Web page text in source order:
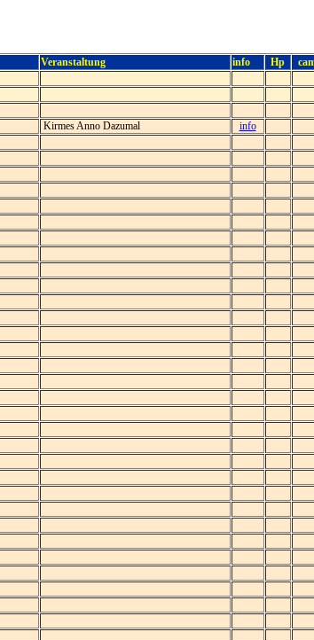
Veranstaltung info Hp
Kirmes Anno Dazumal info